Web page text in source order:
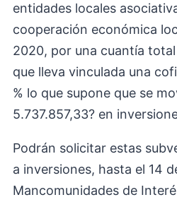
entidades locales
cooperación económica
2020, por una cuantía
que lleva vinculada una
% lo que supone que se
5.737.857,33? en
Podrán solicitar estas
a inversiones, hasta el 14
Mancomunidades de